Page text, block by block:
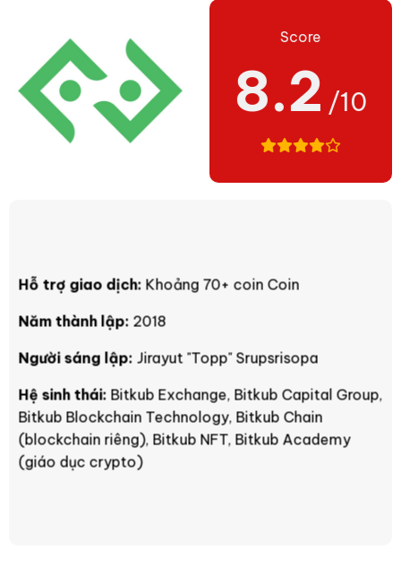
Score
8.2 /10
Hỗ trợ giao dịch: Khoảng 70+ coin Coin
Năm thành lập: 2018
Người sáng lập: Jirayut "Topp" Srupsrisopa
Hệ sinh thái: Bitkub Exchange, Bitkub Capital Group,
Bitkub Blockchain Technology, Bitkub Chain
(blockchain riêng), Bitkub NFT, Bitkub Academy
(giáo dục crypto)